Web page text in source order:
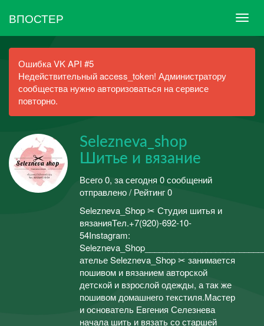
ВПОСТЕР
Ошибка VK API #5
Недействительный access_token! Администратору
сообщества нужно авторизоваться на сервисе
повторно.
Selezneva_shop
Шитье и вязание
Всего 0, за сегодня 0 сообщений
отправлено / Рейтинг 0
Selezneva_Shop ✂ Студия шитья и
вязанияТел.+7(920)-692-10-
54Instagram:
ателье Selezneva_Shop ✂ занимается
пошивом и вязанием авторской
детской и взрослой одежды, а так же
пошивом домашнего текстиля.Мастер
и основатель Евгения Селезнева
начала шить и вязать со старшей